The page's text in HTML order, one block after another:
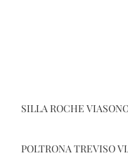
SILLA ROCHE
POLTRONA TREVISO